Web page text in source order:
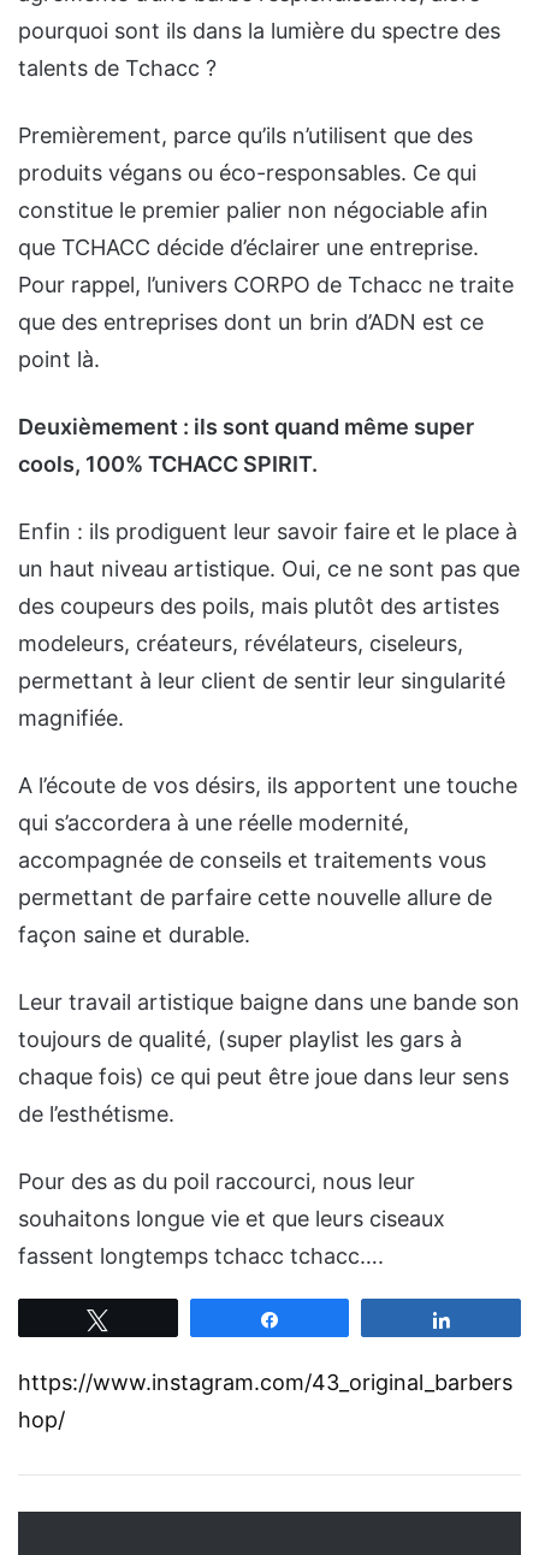
pourquoi sont ils dans la lumière du spectre des
talents de Tchacc ?
Premièrement, parce qu’ils n’utilisent que des
produits végans ou éco-responsables. Ce qui
constitue le premier palier non négociable afin
que TCHACC décide d’éclairer une entreprise.
Pour rappel, l’univers CORPO de Tchacc ne traite
que des entreprises dont un brin d’ADN est ce
point là.
Deuxièmement : ils sont quand même super
cools, 100% TCHACC SPIRIT.
Enfin : ils prodiguent leur savoir faire et le place à
un haut niveau artistique. Oui, ce ne sont pas que
des coupeurs des poils, mais plutôt des artistes
modeleurs, créateurs, révélateurs, ciseleurs,
permettant à leur client de sentir leur singularité
magnifiée.
A l’écoute de vos désirs, ils apportent une touche
qui s’accordera à une réelle modernité,
accompagnée de conseils et traitements vous
permettant de parfaire cette nouvelle allure de
façon saine et durable.
Leur travail artistique baigne dans une bande son
toujours de qualité, (super playlist les gars à
chaque fois) ce qui peut être joue dans leur sens
de l’esthétisme.
Pour des as du poil raccourci, nous leur
souhaitons longue vie et que leurs ciseaux
fassent longtemps tchacc tchacc….
https://www.instagram.com/43_original_barbers
hop/